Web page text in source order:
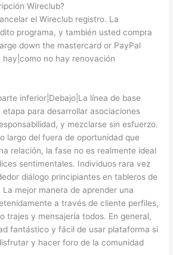
Wireclub?
el Wireclub registro. La
programa, y también usted compra
down the mastercard or PayPal
no hay renovación
inferior|Debajo|La línea de base
para desarrollar asociaciones
y mezclarse sin esfuerzo.
largo del fuera de oportunidad que
relación, la fase no es realmente ideal
sentimentales. Individuos rara vez
diálogo principiantes en tableros de
mejor manera de aprender una
a través de cliente perfiles,
trajes y mensajería todos. En general,
fantástico y fácil de usar plataforma si
y hacer foro de la comunidad